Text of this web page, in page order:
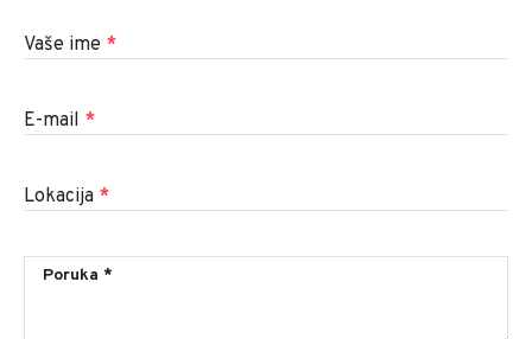
Vaše ime *
E-mail *
Lokacija *